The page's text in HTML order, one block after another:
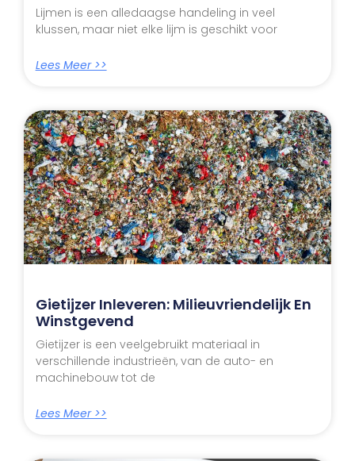
Lijmen is een alledaagse handeling in veel
klussen, maar niet elke lijm is geschikt voor
Lees Meer >>
Gietijzer Inleveren: Milieuvriendelijk En
Winstgevend
Gietijzer is een veelgebruikt materiaal in
verschillende industrieën, van de auto- en
machinebouw tot de
Lees Meer >>